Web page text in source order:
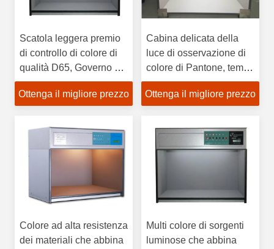
Scatola leggera premio
di controllo di colore di
qualità D65, Governo di
corrispondenza 18 di
colore - potere 40W
Ottenga il migliore prezzo
Cabina delicata della
luce di osservazione di
colore di Pantone, tempo
di impiego lungo di
corrispondenza della
Ottenga il migliore prezzo
Colore ad alta resistenza
dei materiali che abbina
Multi colore di sorgenti
luminose che abbina